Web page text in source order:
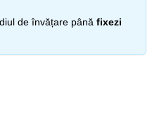
de învățare până fixezi